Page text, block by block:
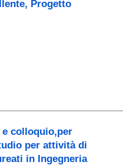
Progetto
colloquio,per
per attività di
in Ingegneria